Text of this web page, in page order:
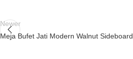
Newer
Meja Bufet Jati Modern Walnut Sideboard